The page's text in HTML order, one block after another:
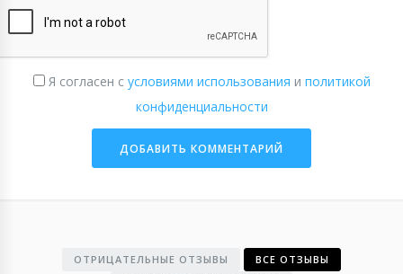
Я согласен с условиями использования и политикой
конфиденциальности
ОТРИЦАТЕЛЬНЫЕ ОТЗЫВЫ
ВСЕ ОТЗЫВЫ